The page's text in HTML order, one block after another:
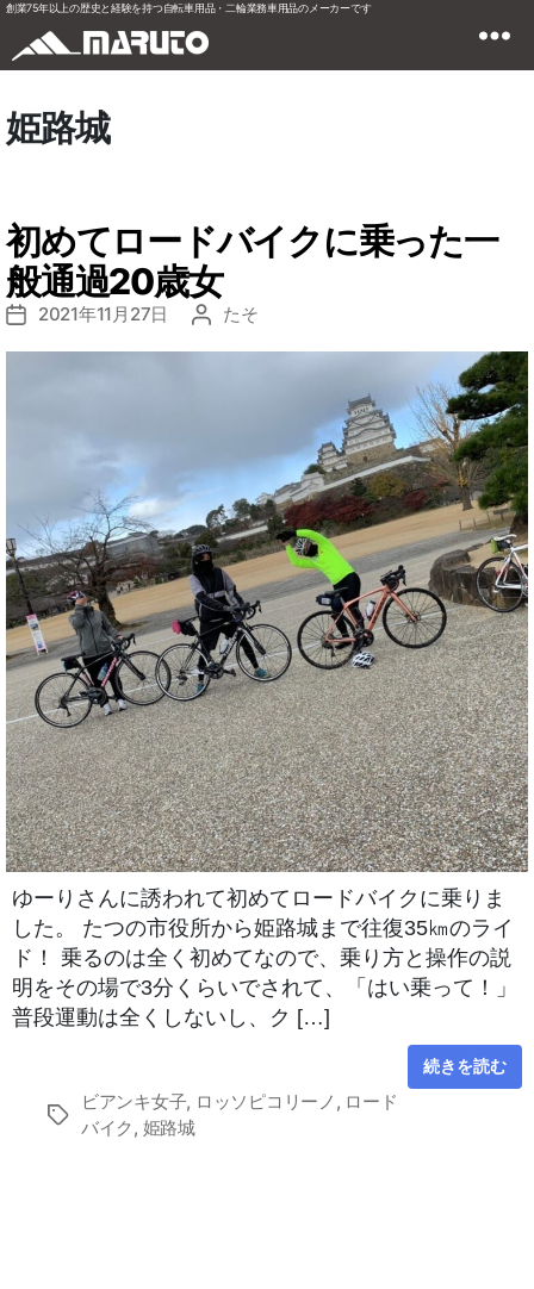
創業75年以上の歴史と経験を持つ自転車用品・二輪業務車用品のメーカーです
姫路城
初めてロードバイクに乗った一
般通過20歳女
投
2021年11月27日
投
たそ
ゆーりさんに誘われて初めてロードバイクに乗りま
した。 たつの市役所から姫路城まで往復35㎞のライ
ド！ 乗るのは全く初めてなので、乗り方と操作の説
明をその場で3分くらいでされて、「はい乗って！」
普段運動は全くしないし、ク […]
続きを読む
タ
ビアンキ女子, ロッソピコリーノ , ロード
バイク , 姫路城